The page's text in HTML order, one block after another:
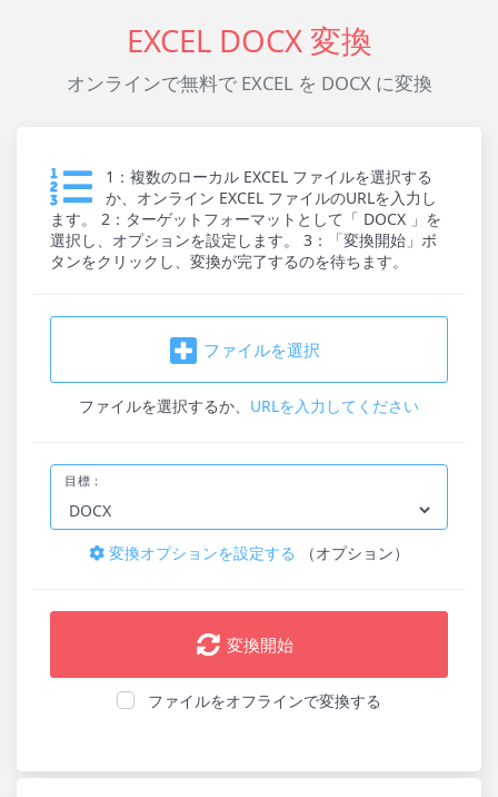
EXCEL DOCX 変換
オンラインで無料で EXCEL を DOCX に変換
1：複数のローカル EXCEL ファイルを選択する
か、オンライン EXCEL ファイルのURLを入力し
ます。 2：ターゲットフォーマットとして「 DOCX 」を
選択し、オプションを設定します。 3：「変換開始」ボ
タンをクリックし、変換が完了するのを待ちます。
ファイルを選択
ファイルを選択するか、 URLを入力してください
目標：
変換オプションを設定する （オプション）
変換開始
ファイルをオフラインで変換する